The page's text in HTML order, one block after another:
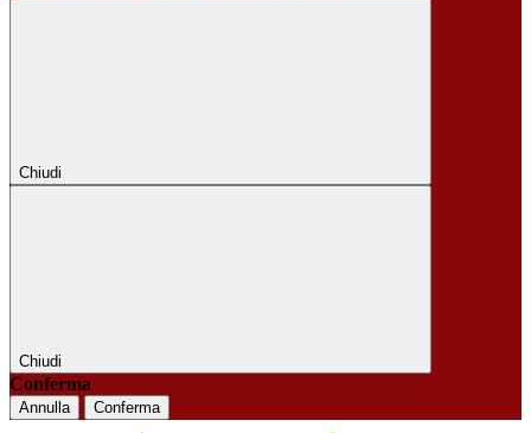
Chiudi
Chiudi
Conferma
Annulla Conferma